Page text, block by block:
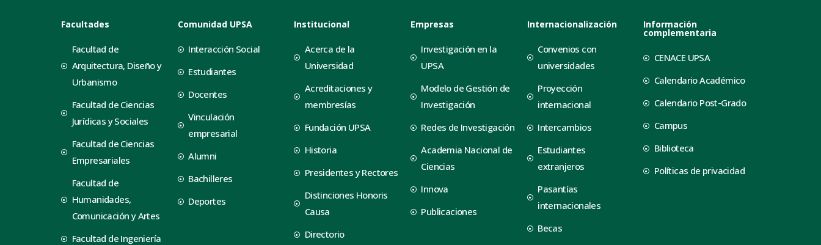
Facultades
Facultad de
Arquitectura, Diseño y
Urbanismo
Facultad de Ciencias
Jurídicas y Sociales
Facultad de Ciencias
Empresariales
Facultad de
Humanidades,
Comunicación y Artes
Facultad de Ingeniería
Comunidad UPSA
Interacción Social
Estudiantes
Docentes
Vinculación
empresarial
Alumni
Bachilleres
Deportes
Institucional
Acerca de la
Universidad
Acreditaciones y
membresías
Fundación UPSA
Historia
Presidentes y Rectores
Distinciones Honoris
Causa
Directorio
Empresas
Investigación en la
UPSA
Modelo de Gestión de
Investigación
Redes de Investigación
Academia Nacional de
Ciencias
Innova
Publicaciones
Internacionalización
Convenios con
universidades
Proyección
internacional
Intercambios
Estudiantes
extranjeros
Pasantías
internacionales
Becas
Información
complementaria
CENACE UPSA
Calendario Académico
Calendario Post-Grado
Campus
Biblioteca
Políticas de privacidad